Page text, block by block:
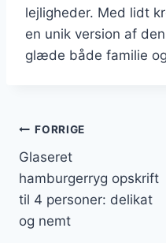
lejligheder. Med lidt
en unik version af
glæde både familie
FORRIGE
Glaseret
hamburgerryg opskrift
til 4 personer: delikat
og nemt